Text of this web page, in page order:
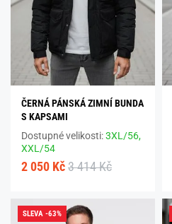
ČERNÁ PÁNSKÁ ZIMNÍ BUNDA
S KAPSAMI
Dostupné velikosti:3XL/56,
XXL/54
2 050 Kč 3 414 Kč
SLEVA -63%